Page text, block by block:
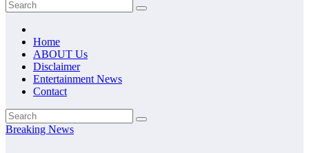
Home
ABOUT Us
Disclaimer
Entertainment News
Contact
Breaking News